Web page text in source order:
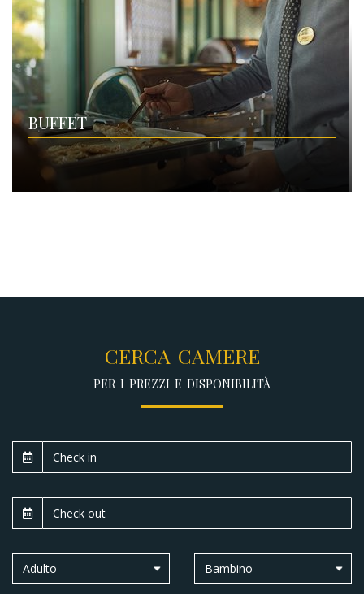
BUFFET
CERCA CAMERE
PER I PREZZI E DISPONIBILITÀ
Adulto Bambino